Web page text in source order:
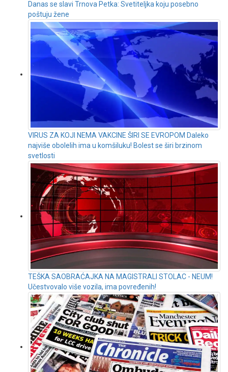
Danas se slavi Trnova Petka: Svetiteljka koju posebno
poštuju žene
VIRUS ZA KOJI NEMA VAKCINE ŠIRI SE EVROPOM Daleko
najviše obolelih ima u komšiluku! Bolest se širi brzinom
svetlosti
TEŠKA SAOBRAĆAJKA NA MAGISTRALI STOLAC - NEUM!
Učestvovalo više vozila, ima povređenih!